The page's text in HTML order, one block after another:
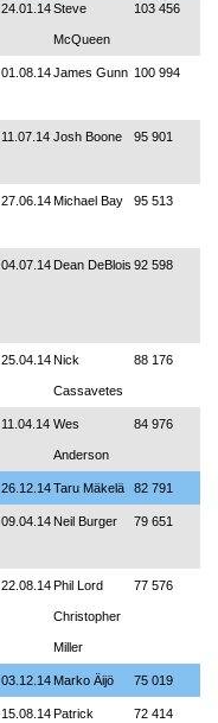
24.01.14Steve
McQueen
103 456
01.08.14James Gunn 100 994
11.07.14 Josh Boone 95 901
27.06.14Michael Bay 95 513
04.07.14 Dean DeBlois 92 598
25.04.14Nick
Cassavetes
88 176
11.04.14 Wes
Anderson
84 976
26.12.14Taru Mäkelä 82 791
09.04.14 Neil Burger 79 651
22.08.14Phil Lord
Christopher
Miller
77 576
03.12.14 Marko Äijö 75 019
15.08.14Patrick 72 414